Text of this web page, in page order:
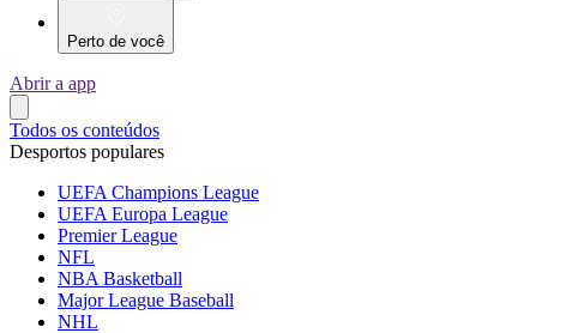
Perto de você
Abrir a app
Todos os conteúdos
Desportos populares
UEFA Champions League
UEFA Europa League
Premier League
NFL
NBA Basketball
Major League Baseball
NHL